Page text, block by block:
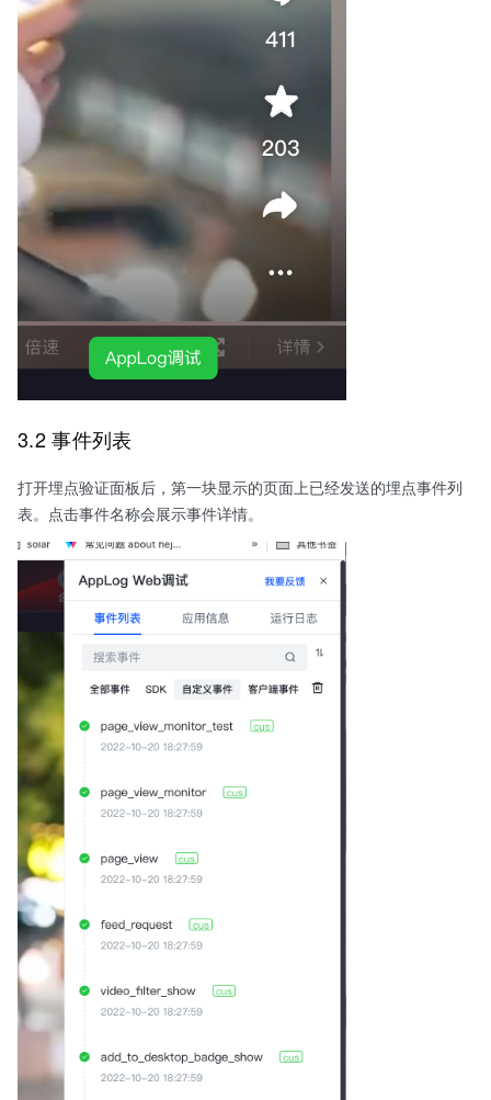
3.2 事件列表
打开埋点验证面板后，第一块显示的页面上已经发送的埋点事件列
表。点击事件名称会展示事件详情。